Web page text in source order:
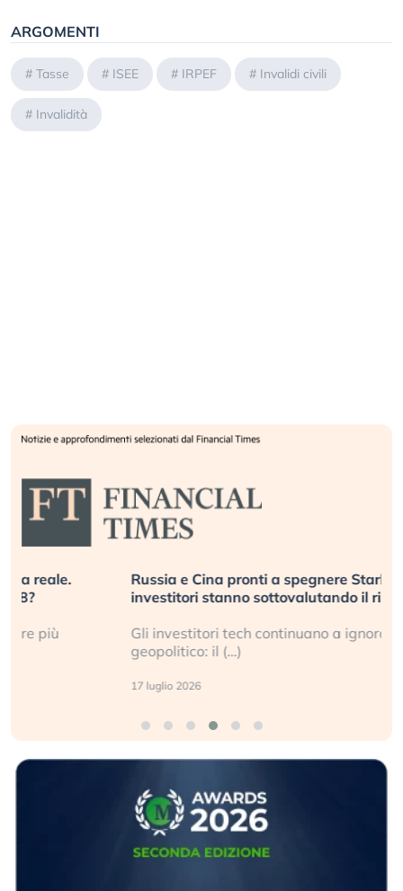
ARGOMENTI
# Tasse # ISEE # IRPEF # Invalidi civili
# Invalidità
Russia e Cina pronti a spegnere Starlink. Gli
investitori stanno sottovalutando il rischio?
Gli investitori tech continuano a ignorare il rischio
geopolitico: il (…)